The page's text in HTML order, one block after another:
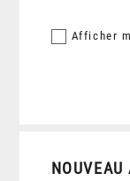
Afficher